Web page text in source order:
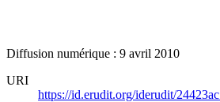
Diffusion numérique : 9 avril 2010
URI
https://id.erudit.org/iderudit/24423ac